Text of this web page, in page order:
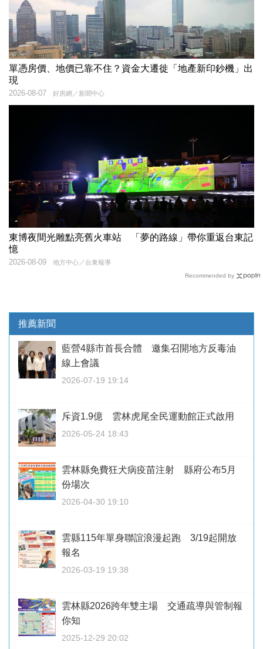
單憑房價、地價已靠不住？資金大遷徙「地產新印鈔機」出
現
好房網／新聞中心
2026-08-07
東博夜間光雕點亮舊火車站 「夢的路線」帶你重返台東記
憶
地方中心／台東報導
2026-08-09
Recommended by
推薦新聞
藍營4縣市首長合體 邀集召開地方反毒油
線上會議
2026-07-19 19:14
斥資1.9億 雲林虎尾全民運動館正式啟用
2026-05-24 18:43
雲林縣免費狂犬病疫苗注射 縣府公布5月
份場次
2026-04-30 19:10
雲縣115年單身聯誼浪漫起跑 3/19起開放
報名
2026-03-19 19:38
雲林縣2026跨年雙主場 交通疏導與管制報
你知
2025-12-29 20:02